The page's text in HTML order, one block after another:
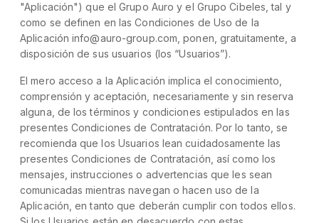
"Aplicación") que el Grupo Auro y el Grupo Cibeles, tal y
como se definen en las Condiciones de Uso de la
Aplicación info@auro-group.com, ponen, gratuitamente, a
disposición de sus usuarios (los “Usuarios”).
El mero acceso a la Aplicación implica el conocimiento,
comprensión y aceptación, necesariamente y sin reserva
alguna, de los términos y condiciones estipulados en las
presentes Condiciones de Contratación. Por lo tanto, se
recomienda que los Usuarios lean cuidadosamente las
presentes Condiciones de Contratación, así como los
mensajes, instrucciones o advertencias que les sean
comunicadas mientras navegan o hacen uso de la
Aplicación, en tanto que deberán cumplir con todos ellos.